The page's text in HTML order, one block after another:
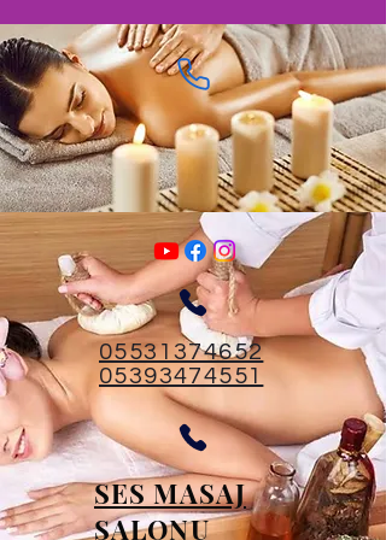
05531374652
05393474551
SES MASAJ
SALONU